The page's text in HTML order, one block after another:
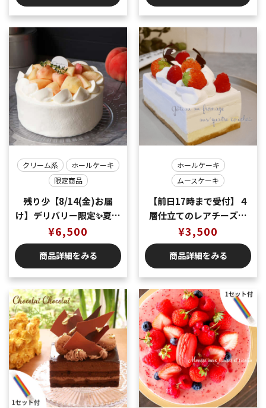
クリーム系
ホールケーキ
限定商品
残り少【8/14(金)お届
け】デリバリー限定✨夏の
味覚🍑桃のショートケー
キ5号（5〜6名様分）
¥6,500
商品詳細をみる
ホールケーキ
ムースケーキ
【前日17時まで受付】４
層仕立てのレアチーズケ
ーキ ４号サイズ
¥3,500
商品詳細をみる